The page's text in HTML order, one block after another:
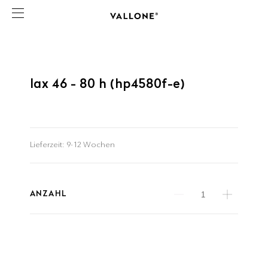
lax 46 - 80 h (hp4580f-e)
Lieferzeit: 9-12 Wochen
ANZAHL